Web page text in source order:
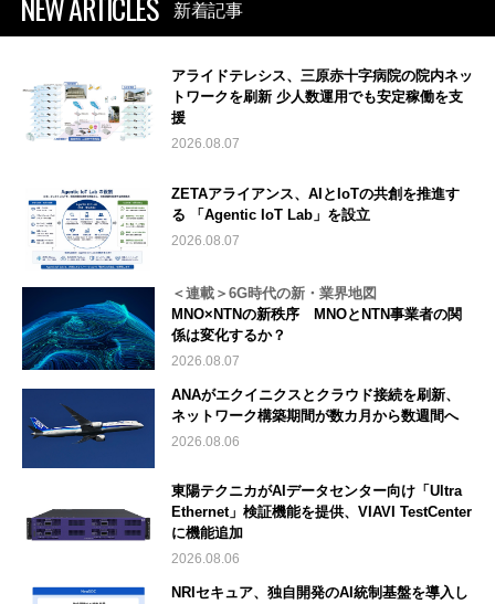
NEW ARTICLES 新着記事
アライドテレシス、三原赤十字病院の院内ネッ
トワークを刷新 少人数運用でも安定稼働を支
援
2026.08.07
ZETAアライアンス、AIとIoTの共創を推進す
る 「Agentic IoT Lab」を設立
2026.08.07
＜連載＞6G時代の新・業界地図
MNO×NTNの新秩序 MNOとNTN事業者の関
係は変化するか？
2026.08.07
ANAがエクイニクスとクラウド接続を刷新、
ネットワーク構築期間が数カ月から数週間へ
2026.08.06
東陽テクニカがAIデータセンター向け「Ultra
Ethernet」検証機能を提供、VIAVI TestCenter
に機能追加
2026.08.06
NRIセキュア、独自開発のAI統制基盤を導入し